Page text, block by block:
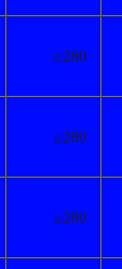
≤280
≤280
≤280